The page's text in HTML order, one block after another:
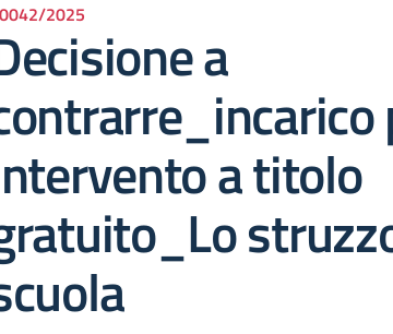
2025
a
a titolo